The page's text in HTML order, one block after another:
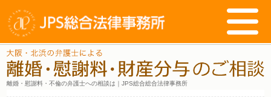
離婚・慰謝料・不倫の弁護士への相談は｜JPS総合総合法律事務所